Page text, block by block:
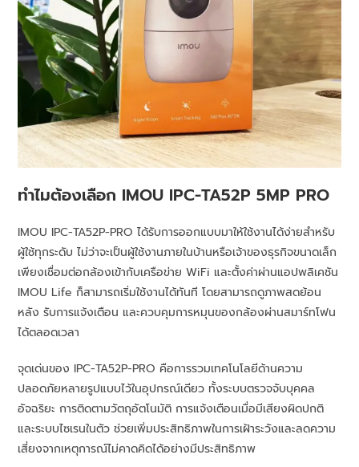
ทำไมต้องเลือก IMOU IPC-TA52P 5MP PRO
IMOU IPC-TA52P-PRO ได้รับการออกแบบมาให้ใช้งานได้ง่ายสำหรับ
ผู้ใช้ทุกระดับ ไม่ว่าจะเป็นผู้ใช้งานภายในบ้านหรือเจ้าของธุรกิจขนาดเล็ก
เพียงเชื่อมต่อกล้องเข้ากับเครือข่าย WiFi และตั้งค่าผ่านแอปพลิเคชัน
IMOU Life ก็สามารถเริ่มใช้งานได้ทันที โดยสามารถดูภาพสดย้อน
หลัง รับการแจ้งเตือน และควบคุมการหมุนของกล้องผ่านสมาร์ทโฟน
ได้ตลอดเวลา
จุดเด่นของ IPC-TA52P-PRO คือการรวมเทคโนโลยีด้านความ
ปลอดภัยหลายรูปแบบไว้ในอุปกรณ์เดียว ทั้งระบบตรวจจับบุคคล
อัจฉริยะ การติดตามวัตถุอัตโนมัติ การแจ้งเตือนเมื่อมีเสียงผิดปกติ
และระบบไซเรนในตัว ช่วยเพิ่มประสิทธิภาพในการเฝ้าระวังและลดความ
เสี่ยงจากเหตุการณ์ไม่คาดคิดได้อย่างมีประสิทธิภาพ